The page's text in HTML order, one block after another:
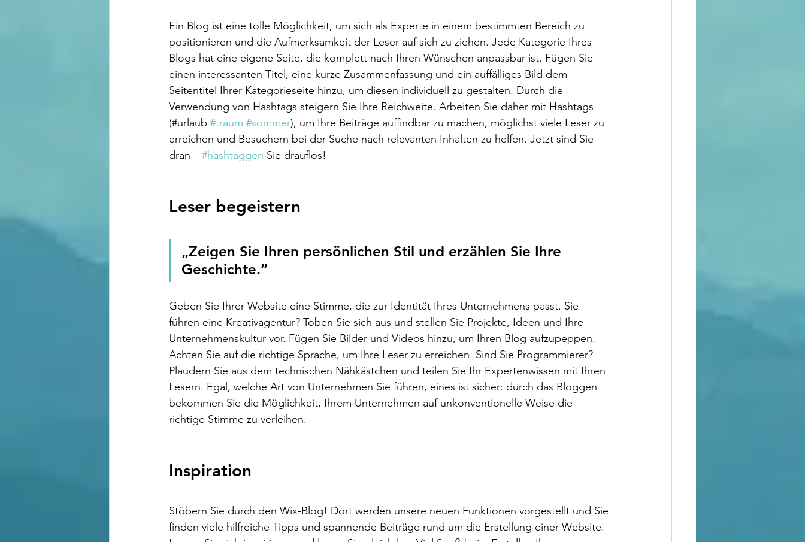
Ein Blog ist eine tolle Möglichkeit, um sich als Experte in einem bestimmten Bereich zu
positionieren und die Aufmerksamkeit der Leser auf sich zu ziehen. Jede Kategorie Ihres
Blogs hat eine eigene Seite, die komplett nach Ihren Wünschen anpassbar ist. Fügen Sie
einen interessanten Titel, eine kurze Zusammenfassung und ein auffälliges Bild dem
Seitentitel Ihrer Kategorieseite hinzu, um diesen individuell zu gestalten. Durch die
Verwendung von Hashtags steigern Sie Ihre Reichweite. Arbeiten Sie daher mit Hashtags
(#urlaub #traum #sommer), um Ihre Beiträge auffindbar zu machen, möglichst viele Leser zu
erreichen und Besuchern bei der Suche nach relevanten Inhalten zu helfen. Jetzt sind Sie
dran – #hashtaggen Sie drauflos!
Leser begeistern
„Zeigen Sie Ihren persönlichen Stil und erzählen Sie Ihre
Geschichte.”
Geben Sie Ihrer Website eine Stimme, die zur Identität Ihres Unternehmens passt. Sie
führen eine Kreativagentur? Toben Sie sich aus und stellen Sie Projekte, Ideen und Ihre
Unternehmenskultur vor. Fügen Sie Bilder und Videos hinzu, um Ihren Blog aufzupeppen.
Achten Sie auf die richtige Sprache, um Ihre Leser zu erreichen. Sind Sie Programmierer?
Plaudern Sie aus dem technischen Nähkästchen und teilen Sie Ihr Expertenwissen mit Ihren
Lesern. Egal, welche Art von Unternehmen Sie führen, eines ist sicher: durch das Bloggen
bekommen Sie die Möglichkeit, Ihrem Unternehmen auf unkonventionelle Weise die
richtige Stimme zu verleihen.
Inspiration
Stöbern Sie durch den Wix-Blog! Dort werden unsere neuen Funktionen vorgestellt und Sie
finden viele hilfreiche Tipps und spannende Beiträge rund um die Erstellung einer Website.